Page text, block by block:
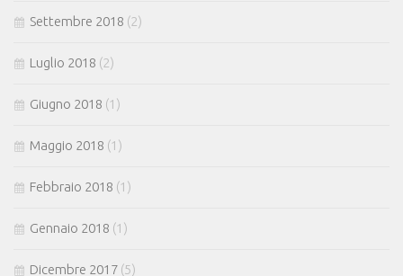
Settembre 2018 (2)
Luglio 2018 (2)
Giugno 2018 (1)
Maggio 2018 (1)
Febbraio 2018 (1)
Gennaio 2018 (1)
Dicembre 2017 (5)